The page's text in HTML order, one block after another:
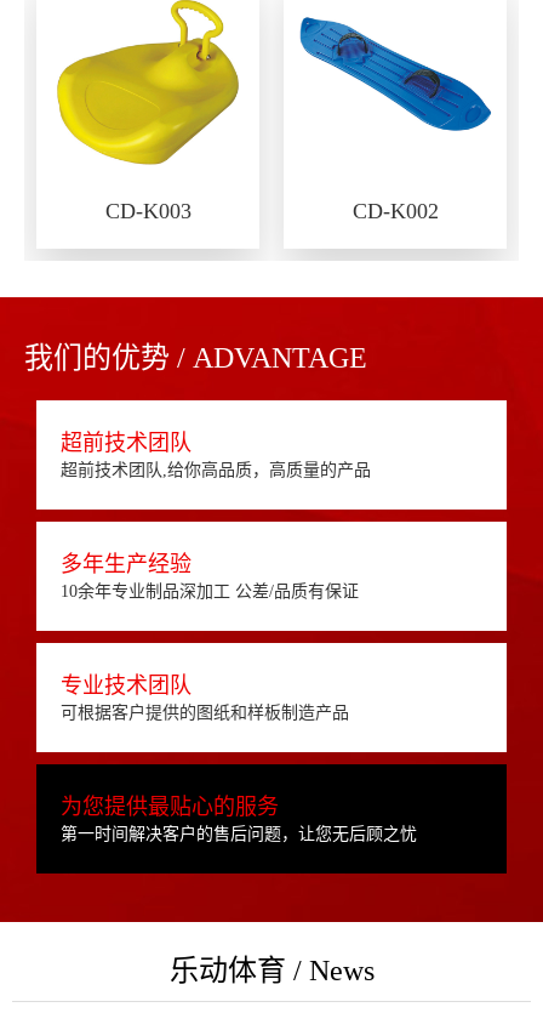
CD-K003 CD-K002
我们的优势 / ADVANTAGE
超前技术团队
超前技术团队,给你高品质，高质量的产品
多年生产经验
10余年专业制品深加工 公差/品质有保证
专业技术团队
可根据客户提供的图纸和样板制造产品
为您提供最贴心的服务
第一时间解决客户的售后问题，让您无后顾之忧
乐动体育 / News